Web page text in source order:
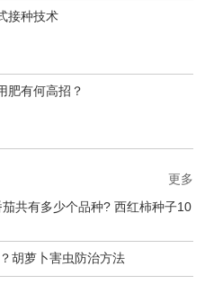
接种技术
肥有何高招？
共有多少个品种? 西红柿种子10
胡萝卜害虫防治方法
更多